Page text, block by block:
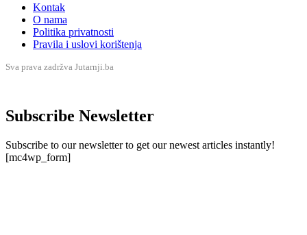
Kontak
O nama
Politika privatnosti
Pravila i uslovi korištenja
Sva prava zadržva Jutarnji.ba
Subscribe Newsletter
Subscribe to our newsletter to get our newest articles instantly!
[mc4wp_form]